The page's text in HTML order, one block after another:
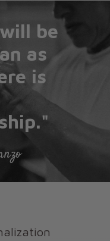
be
as
is